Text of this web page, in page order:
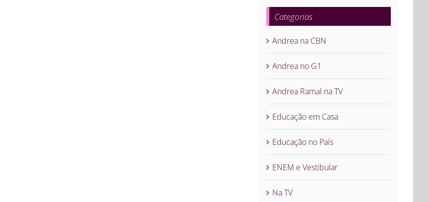
Categorias
Andrea na CBN
Andrea no G1
Andrea Ramal na TV
Educação em Casa
Educação no País
ENEM e Vestibular
Na TV